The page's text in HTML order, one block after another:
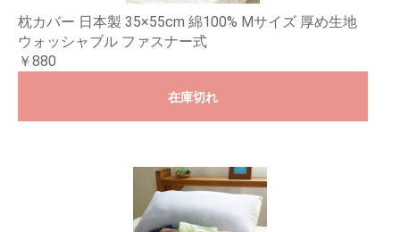
枕カバー 日本製 35×55cm 綿100% Mサイズ 厚め生地
ウォッシャブル ファスナー式
￥880
在庫切れ